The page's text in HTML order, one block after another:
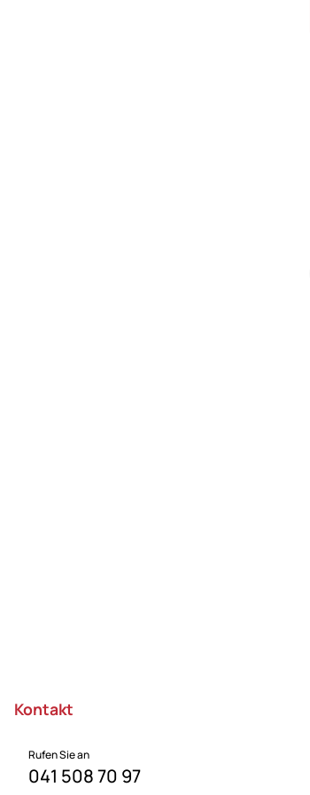
Kontakt
Rufen Sie an
041 508 70 97